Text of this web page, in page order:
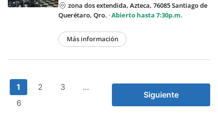
zona dos extendida, Azteca, 76085 Santiago de
Querétaro, Qro. ·Abierto hasta 7:30p.m.
Más información
1 2 3
…
6
Siguiente